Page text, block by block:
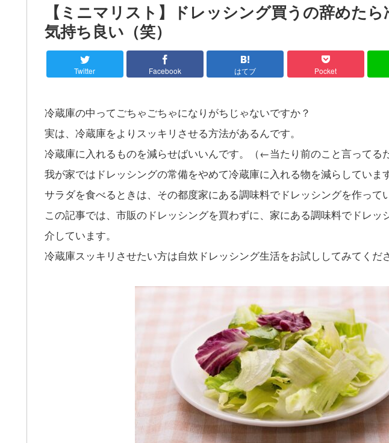
【ミニマリスト】ドレッシング買うの辞めた
気持ち良い（笑）
Twitter Facebook はてブ Pocket
冷蔵庫の中ってごちゃごちゃになりがちじゃないですか？
実は、冷蔵庫をよりスッキリさせる方法があるんです。
冷蔵庫に入れるものを減らせばいいんです。（←当たり前のこと言ってる
我が家ではドレッシングの常備をやめて冷蔵庫に入れる物を減らしています
サラダを食べるときは、その都度家にある調味料でドレッシングを作って
この記事では、市販のドレッシングを買わずに、家にある調味料でドレッ
介しています。
冷蔵庫スッキリさせたい方は自炊ドレッシング生活をお試ししてみてくだ